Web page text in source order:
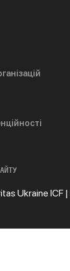
Ukraine ICF |